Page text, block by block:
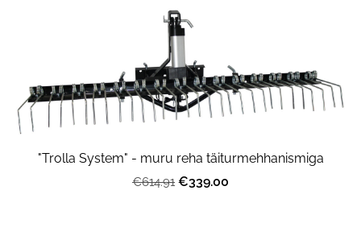
"Trolla System" - muru reha täiturmehhanismiga
€614.91 €339.00